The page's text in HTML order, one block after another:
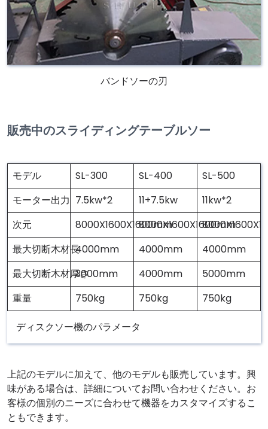
バンドソーの刃
販売中のスライディングテーブルソー
モデル SL-300 SL-400
SL-500
モーター出力 7.5kw*2 11+7.5kw
11kw*2
次元
8000X1600X1600mm8000X1600X1600mm
最大切断木材長4000mm 4000mm
4000mm
最大切断木材厚さ3000mm 4000mm
5000mm
重量
750kg 750kg 750kg
ディスクソー機のパラメータ
上記のモデルに加えて、他のモデルも販売しています。興
味がある場合は、詳細についてお問い合わせください。お
客様の個別のニーズに合わせて機器をカスタマイズするこ
ともできます。